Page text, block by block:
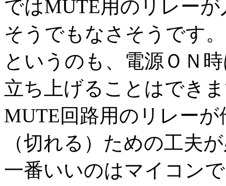
ではMUTE用のリレー
そうでもなさそうです。
というのも、電源ＯＮ
立ち上げることはでき
MUTE回路用のリレー
（切れる）ための工夫
一番いいのはマイコン